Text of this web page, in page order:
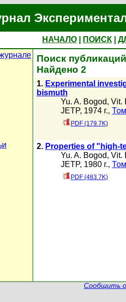
НАЧАЛО ПОИСК
Поиск
Найдено 2
1. Experimental
bismuth
Yu. A. Bogod, Vit.
JETP, 1974 г.,
PDF (179.7K)
2. Properties of "high-
Yu. A. Bogod, Vit.
JETP, 1980 г.,
PDF (483.7K)
Сообщить о